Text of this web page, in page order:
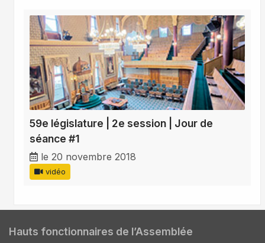
59e législature | 2e session | Jour de
séance #1
le 20 novembre 2018
vidéo
Hauts fonctionnaires de l’Assemblée